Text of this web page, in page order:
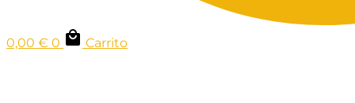
0,00 € 0 Carrito